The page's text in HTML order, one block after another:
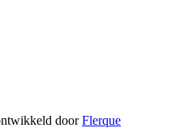
doorFlerque